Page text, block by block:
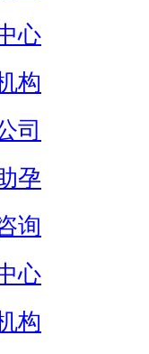
心
构
司
孕
询
心
构